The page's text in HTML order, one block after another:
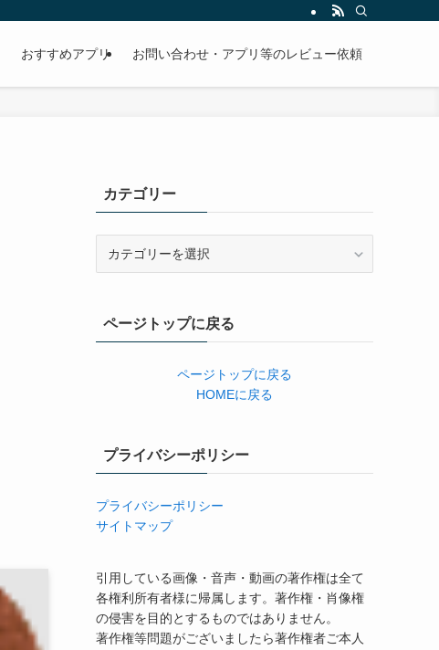
おすすめアプリ お問い合わせ・アプリ等のレビュー依頼
カテゴリー
ーページトップに戻る
ページトップに戻る
HOMEに戻る
プライバシーポリシー
プライバシーポリシー
サイトマップ
引用している画像・音声・動画の著作権は全て
各権利所有者様に帰属します。著作権・肖像権
の侵害を目的とするものではありません。
著作権等問題がございましたら著作権者ご本人